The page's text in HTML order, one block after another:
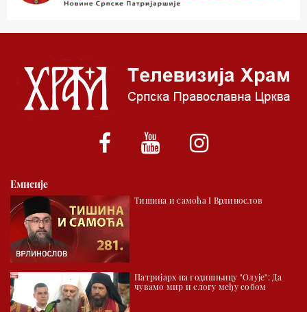
*најважније вести емитујемо на сваки пун сат
Емисије
Тишина и самоћа I Врлинослов
Патријарх на годишњицу "Олује": Да
чувамо мир и слогу међу собом